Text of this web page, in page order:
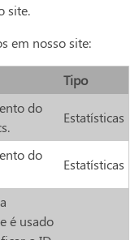
site.
em nosso site:
Tipo
do
Estatísticas
do
Estatísticas
é usado